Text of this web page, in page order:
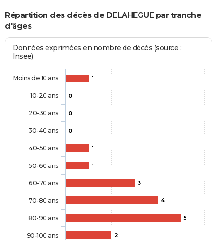
Répartition des décès de DELAHEGUE par tranche
d'âges
Données exprimées en nombre de décès (source :
Insee)
1
0
0
0
1
1
3
4
5
2
Moins de 10 ans
10-20 ans
20-30 ans
30-40 ans
40-50 ans
50-60 ans
60-70 ans
70-80 ans
80-90 ans
90-100 ans